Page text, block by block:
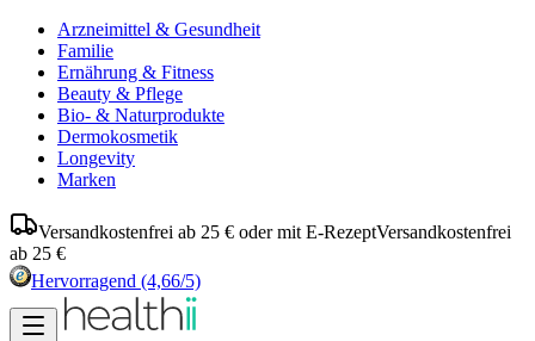
Arzneimittel & Gesundheit
Familie
Ernährung & Fitness
Beauty & Pflege
Bio- & Naturprodukte
Dermokosmetik
Longevity
Marken
Versandkostenfrei ab 25 € oder mit E-RezeptVersandkostenfrei
ab 25 €
Hervorragend (4,66/5)